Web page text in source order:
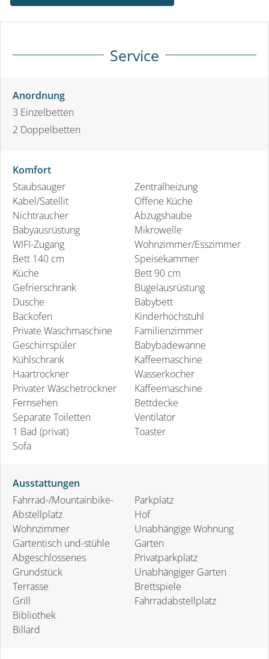
Service
Anordnung
3 Einzelbetten
2 Doppelbetten
Komfort
Staubsauger
Kabel/Satellit
Nichtraucher
Babyausrüstung
WIFI-Zugang
Bett 140 cm
Küche
Gefrierschrank
Dusche
Backofen
Private Waschmaschine
Geschirrspüler
Kühlschrank
Haartrockner
Privater Wäschetrockner
Fernsehen
Separate Toiletten
1 Bad (privat)
Sofa
Zentralheizung
Offene Küche
Abzugshaube
Mikrowelle
Wohnzimmer/Esszimmer
Speisekammer
Bett 90 cm
Bügelausrüstung
Babybett
Kinderhochstuhl
Familienzimmer
Babybadewanne
Kaffeemaschine
Wasserkocher
Kaffeemaschine
Bettdecke
Ventilator
Toaster
Ausstattungen
Fahrrad-/Mountainbike-
Abstellplatz
Wohnzimmer
Gartentisch und-stühle
Abgeschlossenes
Grundstück
Terrasse
Grill
Bibliothek
Billard
Parkplatz
Hof
Unabhängige Wohnung
Garten
Privatparkplatz
Unabhängiger Garten
Brettspiele
Fahrradabstellplatz